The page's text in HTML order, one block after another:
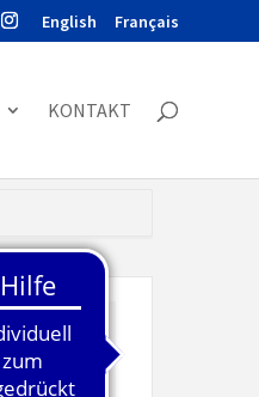
English Français
KONTAKT